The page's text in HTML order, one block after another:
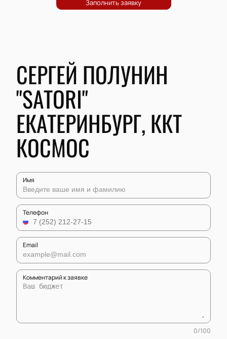
СЕРГЕЙ ПОЛУНИН
"SATORI"
ЕКАТЕРИНБУРГ, ККТ
КОСМОС
Имя
Телефон
Email
Комментарий к заявке
0/100